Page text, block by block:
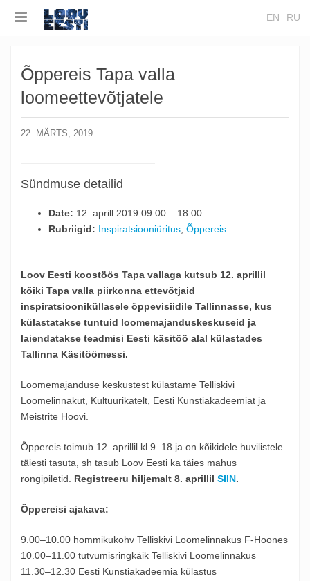
RU
EN
Õppereis Tapa valla
loomeettevõtjatele
22. MÄRTS, 2019
Sündmuse detailid
Date: 12. aprill 2019 09:00 – 18:00
Rubriigid: Inspiratsiooniüritus Õppereis
Loov Eesti koostöös Tapa vallaga kutsub 12. aprillil
kõiki Tapa valla piirkonna ettevõtjaid
inspiratsiooniküllasele õppevisiidile Tallinnasse, kus
külastatakse tuntuid loomemajanduskeskuseid ja
laiendatakse teadmisi Eesti käsitöö alal külastades
Tallinna Käsitöömessi.
Loomemajanduse keskustest külastame Telliskivi
Loomelinnakut, Kultuurikatelt, Eesti Kunstiakadeemiat ja
Meistrite Hoovi.
Õppereis toimub 12. aprillil kl 9–18 ja on kõikidele huvilistele
täiesti tasuta, sh tasub Loov Eesti ka täies mahus
rongipiletid. Registreeru hiljemalt 8. aprillil SIIN.
Õppereisi ajakava:
9.00–10.00 hommikukohv Telliskivi Loomelinnakus F-Hoones
10.00–11.00 tutvumisringkäik Telliskivi Loomelinnakus
11.30–12.30 Eesti Kunstiakadeemia külastus